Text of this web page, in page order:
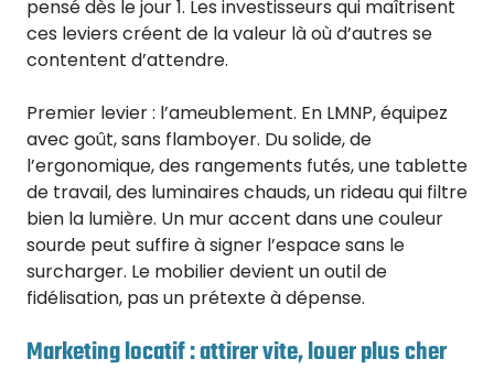
pensé dès le jour 1. Les investisseurs qui maîtrisent
ces leviers créent de la valeur là où d’autres se
contentent d’attendre.
Premier levier : l’ameublement. En LMNP, équipez
avec goût, sans flamboyer. Du solide, de
l’ergonomique, des rangements futés, une tablette
de travail, des luminaires chauds, un rideau qui filtre
bien la lumière. Un mur accent dans une couleur
sourde peut suffire à signer l’espace sans le
surcharger. Le mobilier devient un outil de
fidélisation, pas un prétexte à dépense.
Marketing locatif : attirer vite, louer plus cher